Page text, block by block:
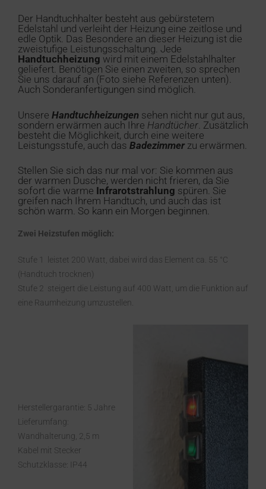
Der Handtuchhalter besteht aus gebürstetem
Edelstahl und verleiht der Heizung eine zeitlose und
edle Optik. Das Besondere an dieser Heizung ist die
zweistufige Leistungsschaltung. Jede
Handtuchheizung wird mit einem Edelstahlhalter
geliefert. Benötigen Sie einen zweiten, so sprechen
Sie uns darauf an (Foto siehe Referenzen unten).
Auch Sonderanfertigungen sind möglich.
Unsere Handtuchheizungen sehen nicht nur gut aus,
sondern erwärmen auch Ihre Handtücher . Zusätzlich
besteht die Möglichkeit, durch eine weitere
Leistungsstufe, auch das Badezimmer zu erwärmen.
Stellen Sie sich das nur mal vor: Sie kommen aus
der warmen Dusche, werden nicht frieren, da Sie
sofort die warme Infrarotstrahlung spüren. Sie
greifen nach Ihrem Handtuch, und auch das ist
schön warm. So kann ein Morgen beginnen.
Zwei Heizstufen möglich:
Stufe 1 leistet 200 Watt, dabei wird das Element ca. 55 °C
(Handtuch trocknen)
Stufe 2 steigert die Leistung auf 400 Watt, um die Funktion auf
eine Raumheizung umzustellen.
Herstellergarantie: 5 Jahre
Lieferumfang:
Wandhalterung, 2,5 m
Kabel mit Stecker
Schutzklasse: IP44